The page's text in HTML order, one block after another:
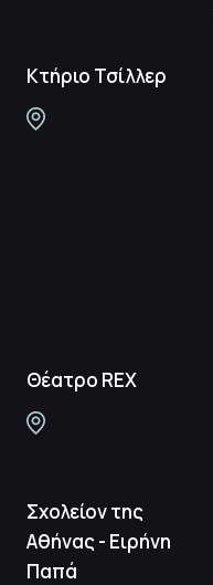
Κτήριο Τσίλλερ
Θέατρο REX
Σχολείον της
Αθήνας - Ειρήνη
Παπά